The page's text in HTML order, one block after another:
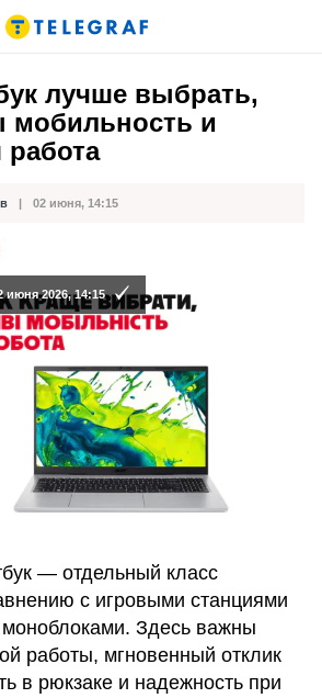
лучше выбрать,
мобильность и
работа
02 июня, 14:15
июня 2026, 14:15
— отдельный класс
с игровыми станциями
Здесь важны
работы, мгновенный отклик
в рюкзаке и надежность при